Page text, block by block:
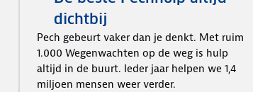
dichtbij
Pech gebeurt vaker dan je denkt. Met ruim
1.000 Wegenwachten op de weg is hulp
altijd in de buurt. Ieder jaar helpen we 1,4
miljoen mensen weer verder.